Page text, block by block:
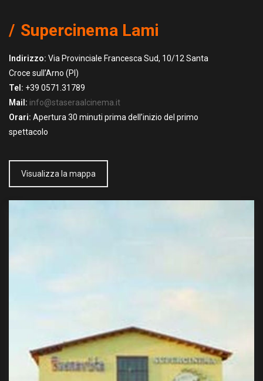
Supercinema Lami
Indirizzo: Via Provinciale Francesca Sud, 10/12 Santa
Croce sull’Arno (PI)
Tel: +39 0571.31789
Mail: info@staseraalcinema.it
Orari: Apertura 30 minuti prima dell’inizio del primo
spettacolo
Visualizza la mappa